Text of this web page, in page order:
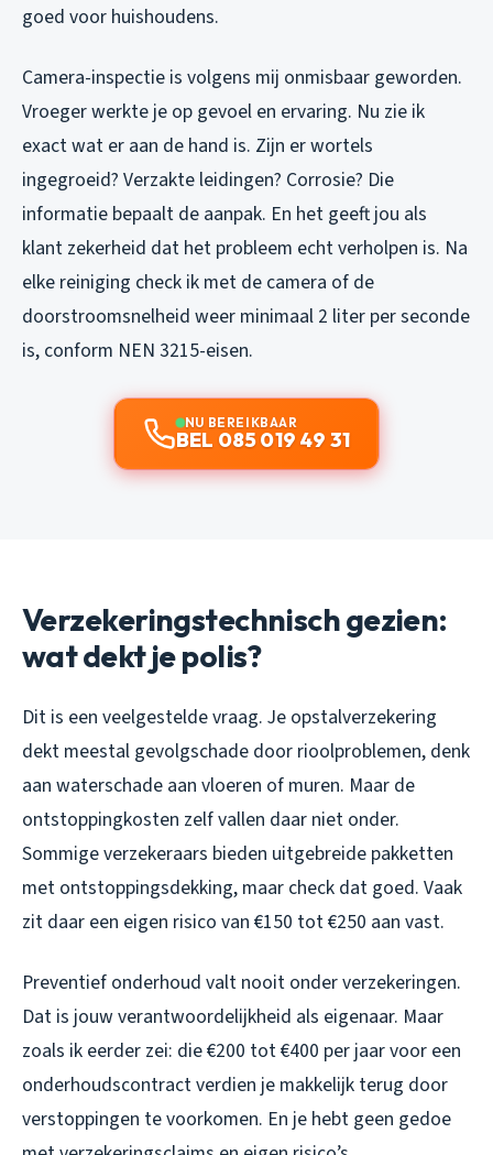
goed voor huishoudens.
Camera-inspectie is volgens mij onmisbaar geworden.
Vroeger werkte je op gevoel en ervaring. Nu zie ik
exact wat er aan de hand is. Zijn er wortels
ingegroeid? Verzakte leidingen? Corrosie? Die
informatie bepaalt de aanpak. En het geeft jou als
klant zekerheid dat het probleem echt verholpen is. Na
elke reiniging check ik met de camera of de
doorstroomsnelheid weer minimaal 2 liter per seconde
is, conform NEN 3215-eisen.
NU BEREIKBAAR
BEL 085 019 49 31
Verzekeringstechnisch gezien:
wat dekt je polis?
Dit is een veelgestelde vraag. Je opstalverzekering
dekt meestal gevolgschade door rioolproblemen, denk
aan waterschade aan vloeren of muren. Maar de
ontstoppingkosten zelf vallen daar niet onder.
Sommige verzekeraars bieden uitgebreide pakketten
met ontstoppingsdekking, maar check dat goed. Vaak
zit daar een eigen risico van €150 tot €250 aan vast.
Preventief onderhoud valt nooit onder verzekeringen.
Dat is jouw verantwoordelijkheid als eigenaar. Maar
zoals ik eerder zei: die €200 tot €400 per jaar voor een
onderhoudscontract verdien je makkelijk terug door
verstoppingen te voorkomen. En je hebt geen gedoe